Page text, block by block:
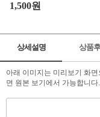
1,500원
상세설명 상품
아래 이미지는 미리보기 화
면 원본 보기에서 가능합니다.